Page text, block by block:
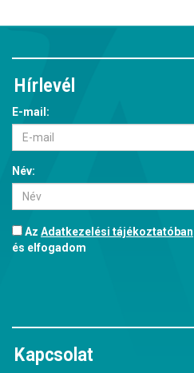
Hírlevél
E-mail:
Név:
Az Adatkezelési tájékoztatóban
és elfogadom
Kapcsolat